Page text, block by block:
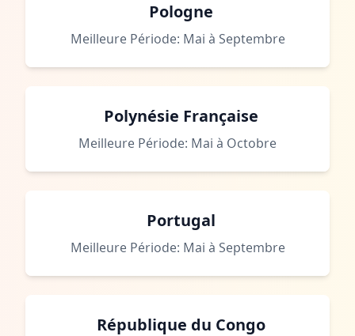
Pologne
Meilleure Période: Mai à Septembre
Polynésie Française
Meilleure Période: Mai à Octobre
Portugal
Meilleure Période: Mai à Septembre
République du Congo